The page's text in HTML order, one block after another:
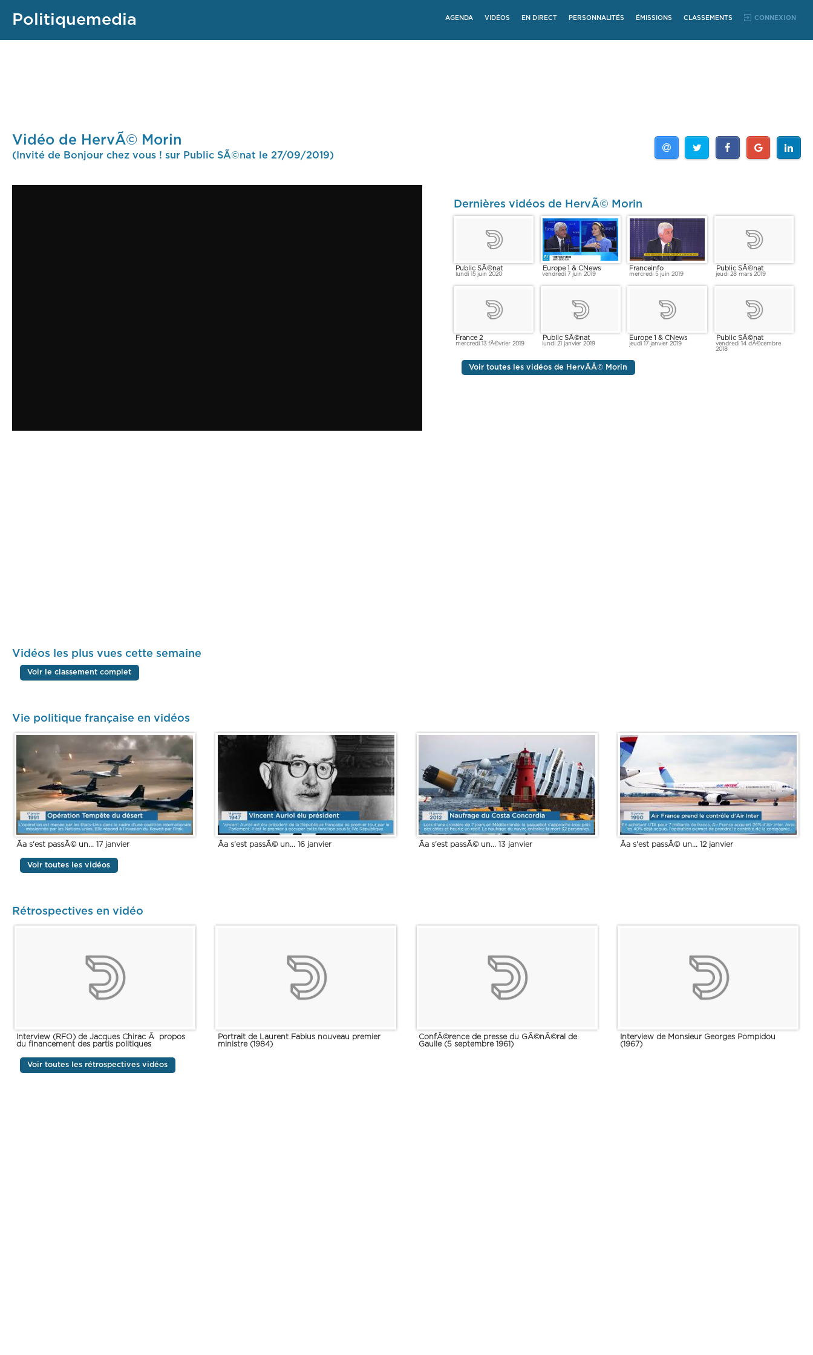
Politiquemedia AGENDA VIDÉOS EN DIRECT PERSONNALITÉS ÉMISSIONS CLASSEMENTS CONNEXION
Vidéo de HervÃ© Morin
(Invité de Bonjour chez vous ! sur Public SÃ©nat le 27/09/2019)
Dernières vidéos de HervÃ© Morin
Public SÃ©nat
lundi 15 juin 2020
Europe 1 & CNews
vendredi 7 juin 2019
Franceinfo
mercredi 5 juin 2019
Public SÃ©nat
jeudi 28 mars 2019
France 2
mercredi 13 fÃ©vrier 2019
Public SÃ©nat
lundi 21 janvier 2019
Europe 1 & CNews
jeudi 17 janvier 2019
Public SÃ©nat
vendredi 14 dÃ©cembre
2018
Voir toutes les vidéos de HervÃÂ© Morin
Vidéos les plus vues cette semaine
Voir le classement complet
Vie politique française en vidéos
Ãa s'est passÃ© un... 17 janvier Ãa s'est passÃ© un... 16 janvier Ãa s'est passÃ© un... 13 janvier Ãa s'est passÃ© un... 12 janvier
Voir toutes les vidéos
Rétrospectives en vidéo
Interview (RFO) de Jacques Chirac Ã propos
du financement des partis politiques
Portrait de Laurent Fabius nouveau premier
ministre (1984)
ConfÃ©rence de presse du GÃ©nÃ©ral de
Gaulle (5 septembre 1961)
Interview de Monsieur Georges Pompidou
(1967)
Voir toutes les rétrospectives vidéos